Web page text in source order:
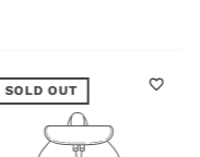
SOLD OUT